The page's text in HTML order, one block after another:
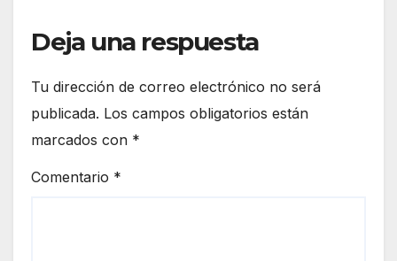
Deja una respuesta
Tu dirección de correo electrónico no será
publicada. Los campos obligatorios están
marcados con *
Comentario *